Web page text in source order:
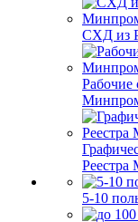
СХД из
Рабочие
Реестра
5-10